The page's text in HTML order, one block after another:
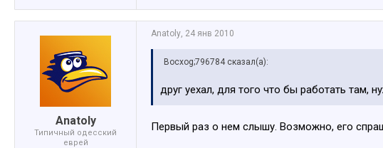
Anatoly
Типичный одесский
еврей
Anatoly 24 янв 2010
Bocxog;796784 сказал(а):
друг уехал, для того что бы работать там,
Первый раз о нем слышу. Возможно, его